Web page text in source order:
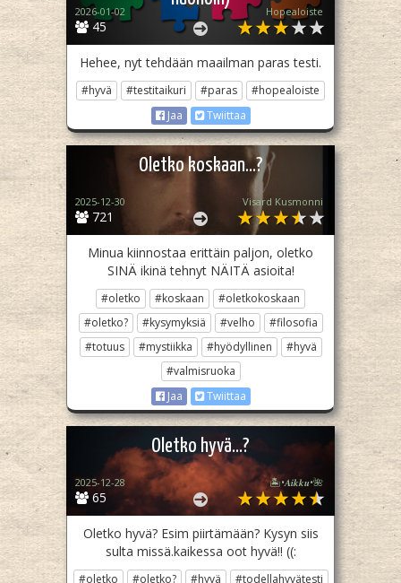
45
2026-01-02 Hopealoiste
Hehee, nyt tehdään maailman paras testi.
#hyvä #testitaikuri #paras
#hopealoiste
Jaa
Twiittaa
Oletko koskaan...?
721
2025-12-30 Visard Kusmonni
Minua kiinnostaa erittäin paljon, oletko
SINÄ ikinä tehnyt NÄITÄ asioita!
#oletko #koskaan
#oletkokoskaan
#oletko?
#kysymyksiä #velho
#filosofia
#totuus
#mystiikka #hyödyllinen
#hyvä
#valmisruoka
Jaa
Twiittaa
Oletko hyvä...?
65
2025-12-28 🏝️•𝑨𝒊𝒌𝒌𝒖•🌺
Oletko hyvä? Esim piirtämään? Kysyn siis
sulta missä.kaikessa oot hyvä!! ((:
#oletko #oletko? #hyvä #todellahyvätesti